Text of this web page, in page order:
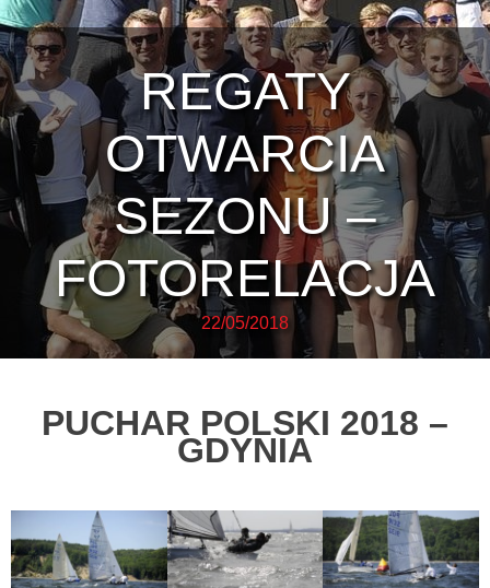
REGATY
OTWARCIA
SEZONU –
FOTORELACJA
22/05/2018
PUCHAR POLSKI 2018 –
GDYNIA